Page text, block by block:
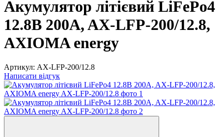
Акумулятор літієвий LiFePo4
12.8В 200A, AX-LFP-200/12.8,
AXIOMA energy
Артикул: AX-LFP-200/12.8
Написати відгук